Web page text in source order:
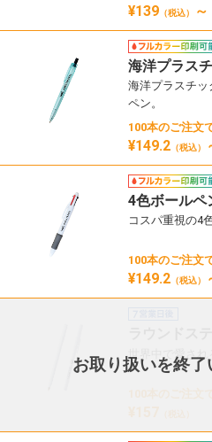
¥139 （税込） ～
海洋プラス
海洋プラスチ
ペン。
100本のご注文
¥149.2 （税込）
4色ボールペ
コスパ重視の4
100本のご注文
¥149.2 （税込）
お取り扱いを終了
世界中で愛さ